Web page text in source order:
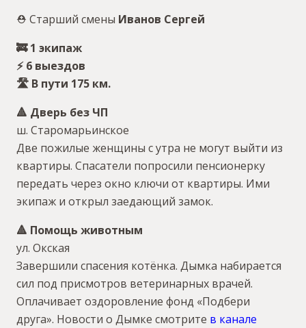
⛑ Старший смены Иванов Сергей
🚒 1 экипаж
⚡️ 6 выездов
🛣 В пути 175 км.
🔺 Дверь без ЧП
ш. Старомарьинское
Две пожилые женщины с утра не могут выйти из
квартиры. Спасатели попросили пенсионерку
передать через окно ключи от квартиры. Ими
экипаж и открыл заедающий замок.
🔺 Помощь животным
ул. Окская
Завершили спасения котёнка. Дымка набирается
сил под присмотров ветеринарных врачей.
Оплачивает оздоровление фонд «Подбери
друга». Новости о Дымке смотрите в канале